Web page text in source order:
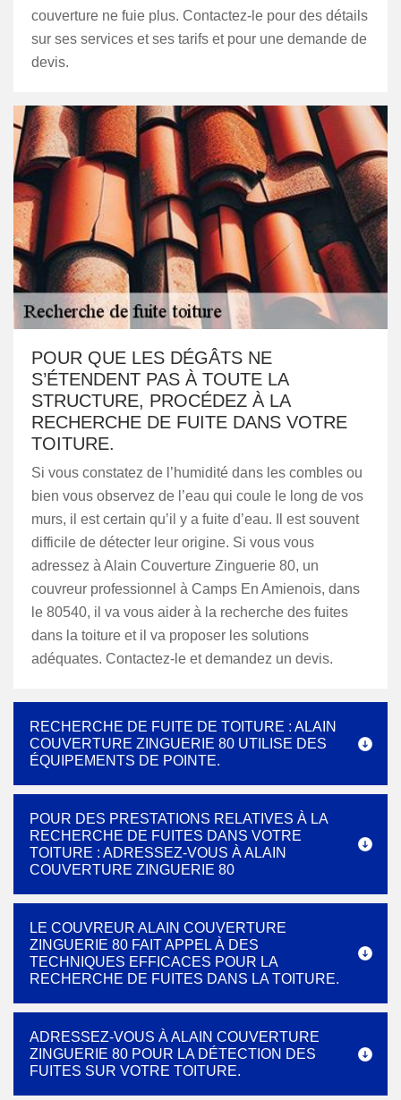
couverture ne fuie plus. Contactez-le pour des détails
sur ses services et ses tarifs et pour une demande de
devis.
POUR QUE LES DÉGÂTS NE
S’ÉTENDENT PAS À TOUTE LA
STRUCTURE, PROCÉDEZ À LA
RECHERCHE DE FUITE DANS VOTRE
TOITURE.
Si vous constatez de l’humidité dans les combles ou
bien vous observez de l’eau qui coule le long de vos
murs, il est certain qu’il y a fuite d’eau. Il est souvent
difficile de détecter leur origine. Si vous vous
adressez à Alain Couverture Zinguerie 80, un
couvreur professionnel à Camps En Amienois, dans
le 80540, il va vous aider à la recherche des fuites
dans la toiture et il va proposer les solutions
adéquates. Contactez-le et demandez un devis.
RECHERCHE DE FUITE DE TOITURE : ALAIN
COUVERTURE ZINGUERIE 80 UTILISE DES
ÉQUIPEMENTS DE POINTE.
POUR DES PRESTATIONS RELATIVES À LA
RECHERCHE DE FUITES DANS VOTRE
TOITURE : ADRESSEZ-VOUS À ALAIN
COUVERTURE ZINGUERIE 80
LE COUVREUR ALAIN COUVERTURE
ZINGUERIE 80 FAIT APPEL À DES
TECHNIQUES EFFICACES POUR LA
RECHERCHE DE FUITES DANS LA TOITURE.
ADRESSEZ-VOUS À ALAIN COUVERTURE
ZINGUERIE 80 POUR LA DÉTECTION DES
FUITES SUR VOTRE TOITURE.